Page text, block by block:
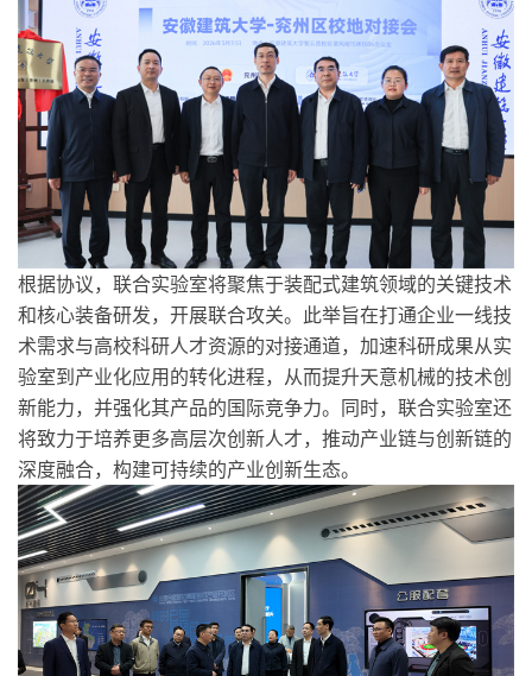
根据协议，联合实验室将聚焦于装配式建筑领域的关键技术
和核心装备研发，开展联合攻关。此举旨在打通企业一线技
术需求与高校科研人才资源的对接通道，加速科研成果从实
验室到产业化应用的转化进程，从而提升天意机械的技术创
新能力，并强化其产品的国际竞争力。同时，联合实验室还
将致力于培养更多高层次创新人才，推动产业链与创新链的
深度融合，构建可持续的产业创新生态。